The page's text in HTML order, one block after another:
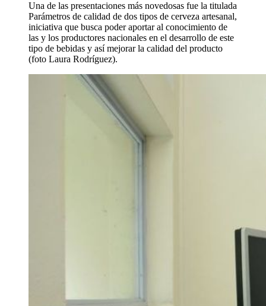
Una de las presentaciones más novedosas fue la titulada
Parámetros de calidad de dos tipos de cerveza artesanal,
iniciativa que busca poder aportar al conocimiento de
las y los productores nacionales en el desarrollo de este
tipo de bebidas y así mejorar la calidad del producto
(foto Laura Rodríguez).